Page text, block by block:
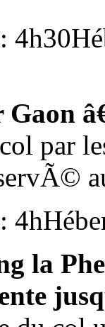
4h30
par
4h
la